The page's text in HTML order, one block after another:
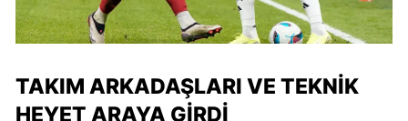
TAKIM ARKADAŞLARI VE TEKNIK
HEYET ARAYA GIRDI